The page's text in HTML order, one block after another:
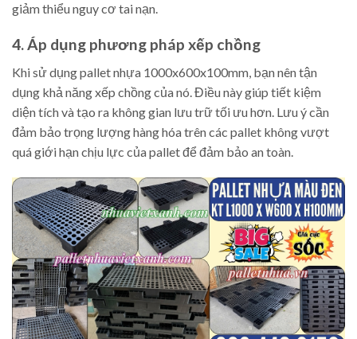
giảm thiểu nguy cơ tai nạn.
4. Áp dụng phương pháp xếp chồng
Khi sử dụng pallet nhựa 1000x600x100mm, bạn nên tận
dụng khả năng xếp chồng của nó. Điều này giúp tiết kiệm
diện tích và tạo ra không gian lưu trữ tối ưu hơn. Lưu ý cần
đảm bảo trọng lượng hàng hóa trên các pallet không vượt
quá giới hạn chịu lực của pallet để đảm bảo an toàn.